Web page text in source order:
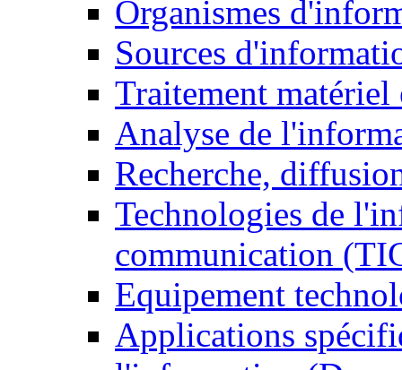
Organismes
Sources
Traitement matériel
Analyse de
Recherche,
Technologies de
communication
Equipement
Applications